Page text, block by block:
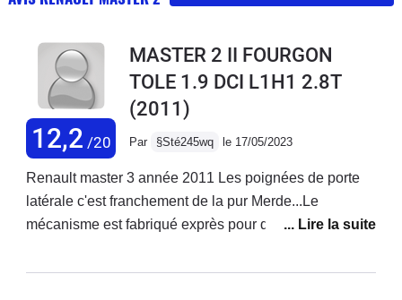
12,2 /20
MASTER 2 II FOURGON
TOLE 1.9 DCI L1H1 2.8T
(2011)
Par §Sté245wq le 17/05/2023
Renault master 3 année 2011 Les poignées de porte
latérale c'est franchement de la pur Merde...Le
mécanisme est fabriqué exprès pour qu'il casse et oui
de la merde pour faire casquer les clients logique.Ce